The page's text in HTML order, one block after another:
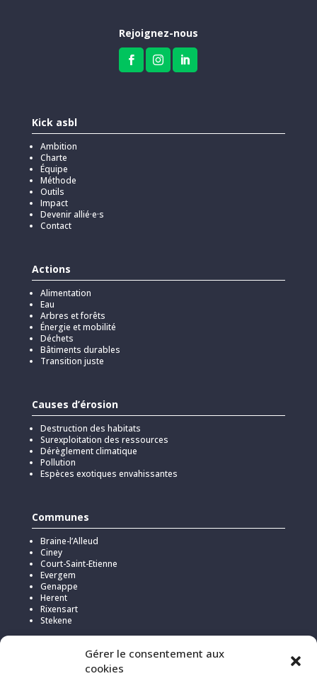
Gérer le consentement aux
cookies
Rejoignez-nous
  
Kick asbl
Ambition
Charte
Équipe
Méthode
Outils
Impact
Devenir allié·e·s
Contact
Actions
Alimentation
Eau
Arbres et forêts
Énergie et mobilité
Déchets
Bâtiments durables
Transition juste
Causes d’érosion
Destruction des habitats
Surexploitation des ressources
Dérèglement climatique
Pollution
Espèces exotiques envahissantes
Communes
Braine-l’Alleud
Ciney
Court-Saint-Etienne
Evergem
Genappe
Herent
Rixensart
Stekene